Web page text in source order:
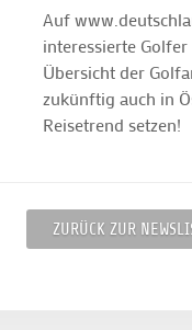
Auf
interessierte
Übersicht der
zukünftig auch in
Reisetrend setzen!
ZURÜCK ZUR